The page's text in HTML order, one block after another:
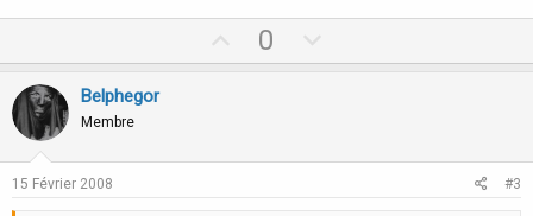
p
t
0
o
v
Belphegor
Membre
15 Février 2008 #3